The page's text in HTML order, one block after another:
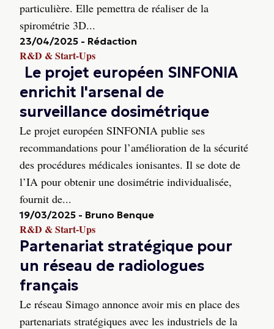
particulière. Elle pemettra de réaliser de la
spirométrie 3D...
23/04/2025 - Rédaction
R&D & Start-Ups
Le projet européen SINFONIA
enrichit l'arsenal de
surveillance dosimétrique
Le projet européen SINFONIA publie ses
recommandations pour l’amélioration de la sécurité
des procédures médicales ionisantes. Il se dote de
l’IA pour obtenir une dosimétrie individualisée,
fournit de...
19/03/2025 - Bruno Benque
R&D & Start-Ups
Partenariat stratégique pour
un réseau de radiologues
français
Le réseau Simago annonce avoir mis en place des
partenariats stratégiques avec les industriels de la